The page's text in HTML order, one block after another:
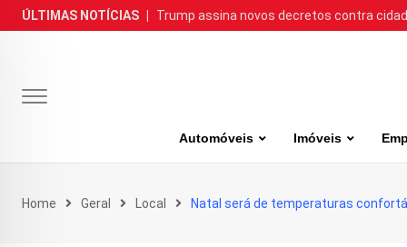
Skip
to
ÚLTIMAS NOTÍCIAS Trump assina novos decretos contra
Automóveis Imóveis
Home Geral Local Natal será de temperaturas